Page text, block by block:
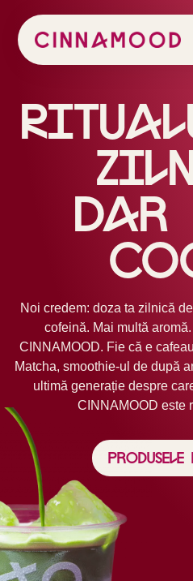
Dar
Noi credem: doza ta zilnică
cofeină. Mai multă
CINNAMOOD. Fie că e
Matcha, smoothie-ul de după
ultimă generație despre
CINNAMOOD este